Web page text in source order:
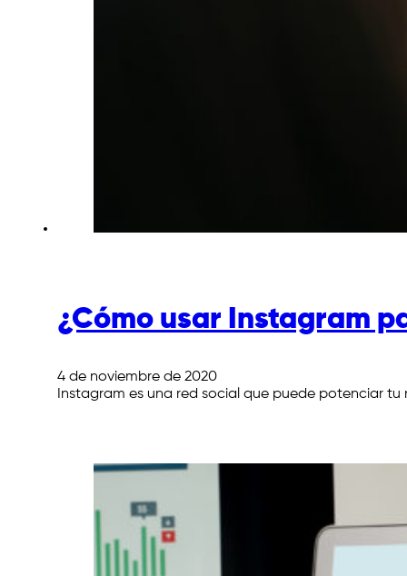
¿Cómo usar Instagram
4 de noviembre de 2020
Instagram es una red social que puede potenciar